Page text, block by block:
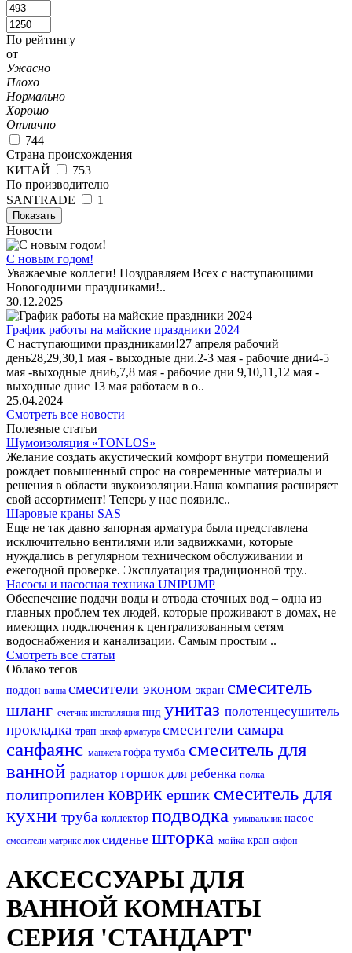
По рейтингу
от
Ужасно
Плохо
Нормально
Хорошо
Отлично
744
Страна происхождения
КИТАЙ
753
По производителю
SANTRADE
1
Показать
Новости
С новым годом!
Уважаемые коллеги! Поздравляем Всех с наступающими
Новогодними праздниками!..
30.12.2025
График работы на майские праздники 2024
С наступающими праздниками!27 апреля рабочий
день28,29,30,1 мая - выходные дни.2-3 мая - рабочие дни4-5
мая -выходные дни6,7,8 мая - рабочие дни 9,10,11,12 мая -
выходные днис 13 мая работаем в о..
25.04.2024
Смотреть все новости
Полезные статьи
Шумоизоляция «TONLOS»
Желание создать акустический комфорт внутри помещений
рождает повышенный спрос на современные материалы и
решения в области звукоизоляции.Наша компания расширяет
свой ассортимент! Теперь у нас появилс..
Шаровые краны SAS
Еще не так давно запорная арматура была представлена
исключительно вентилями или задвижками, которые
нуждались в регулярном техническом обслуживании и
ежегодной проверке. Эксплуатация традиционной тру..
Насосы и насосная техника UNIPUMP
Обеспечение подачи воды и отвода сточных вод – одна из
главных проблем тех людей, которые проживают в домах, не
имеющих подключения к централизованным сетям
водоснабжения и канализации. Самым простым ..
Смотреть все статьи
Облако тегов
поддон ванна смесители эконом экран смеситель
шланг счетчик инсталляция пнд унитаз полотенцесушитель
прокладка трап шкаф арматура смесители самара
санфаянс манжета гофра тумба смеситель для
ванной радиатор горшок для ребенка полка
полипропилен коврик ершик смеситель для
кухни труба коллектор подводка умывальник насос
смесители матрикс люк сиденье шторка мойка кран сифон
АКСЕССУАРЫ ДЛЯ
ВАННОЙ КОМНАТЫ
СЕРИЯ 'СТАНДАРТ'